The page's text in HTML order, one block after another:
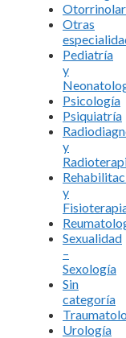
Otras
Pediatría
y
Psicología
Psiquiatría
y
y
Sexualidad
–
Sexología
Sin
categoría
Urología